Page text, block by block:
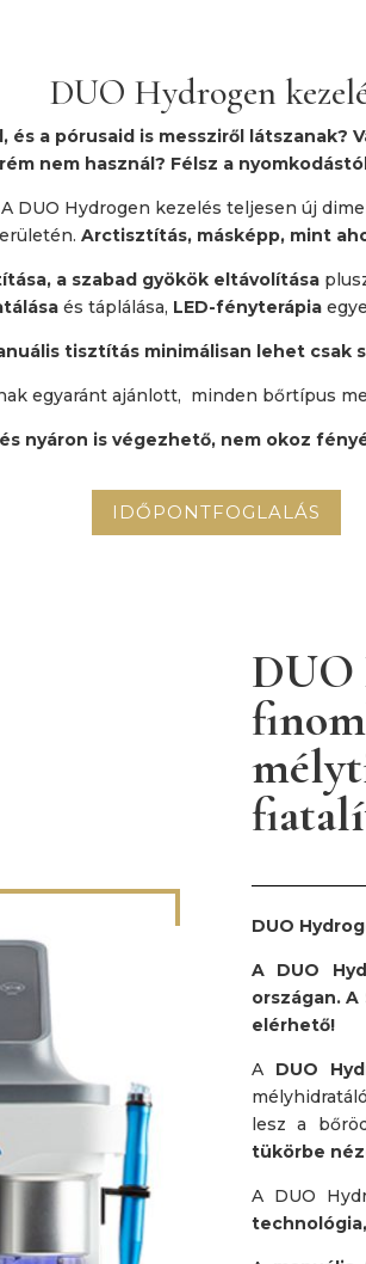
DUO Hydrogen
a pórusaid is messziről látszanak?
nem használ? Félsz a
A DUO Hydrogen kezelés teljesen új
Arctisztítás, másképp, mint
a szabad gyökök eltávolítása
és táplálása, LED-fényterápia
tisztítás minimálisan lehet csak
egyaránt ajánlott, minden bőrtípus
nyáron is végezhető, nem okoz
IDŐPONTFOGLALÁS
DUO
DUO
A DUO
országan.
elérhető!
A DUO
lesz a
tükörbe
A DUO